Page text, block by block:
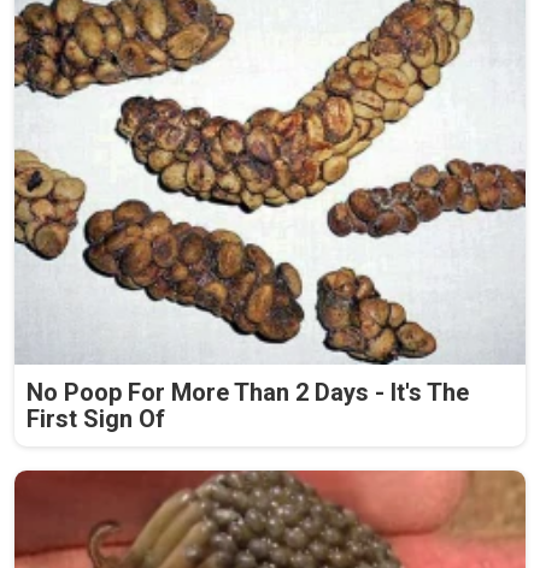
No Poop For More Than 2 Days - It's The
First Sign Of